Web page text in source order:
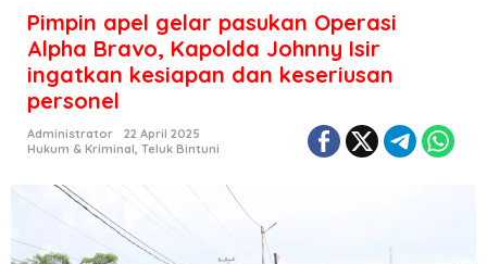
Pimpin apel gelar pasukan Operasi
Alpha Bravo, Kapolda Johnny Isir
ingatkan kesiapan dan keseriusan
personel
Administrator
22 April 2025
Hukum & Kriminal, Teluk Bintuni